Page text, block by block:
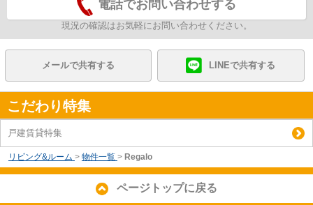
電話でお問い合わせする
現況の確認はお気軽にお問い合わせください。
メールで共有する LINEで共有する
こだわり特集
戸建賃貸特集
リビング&ルーム > 物件一覧 > Regalo
ページトップに戻る